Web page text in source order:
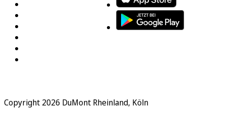
Copyright 2026 DuMont Rheinland, Köln